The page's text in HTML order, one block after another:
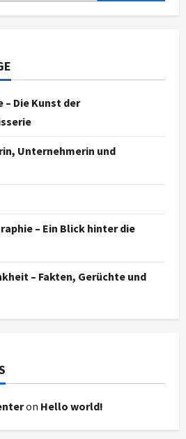
– Die Kunst der
Unternehmerin und
– Ein Blick hinter die
– Fakten, Gerüchte und
on Hello world!